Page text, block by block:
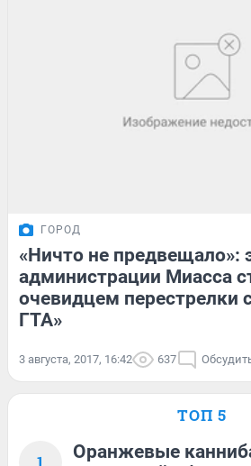
ГОРОД
«Ничто не предвещало»:
администрации Миасса
очевидцем перестрелки
ГТА»
3 августа, 2017, 16:42 637
ТОП 5
1
Оранжевые